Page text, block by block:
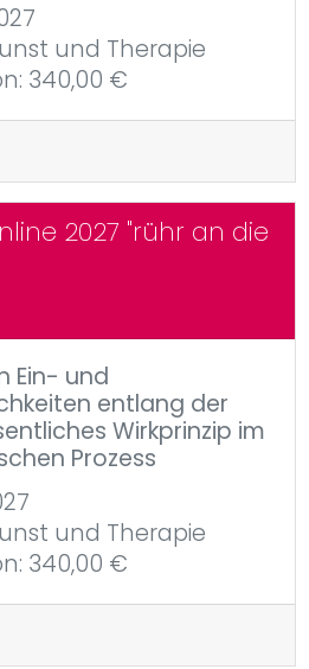
und Therapie
340,00 €
2027 "rühr an die
Ein- und
entlang der
Wirkprinzip im
Prozess
und Therapie
340,00 €